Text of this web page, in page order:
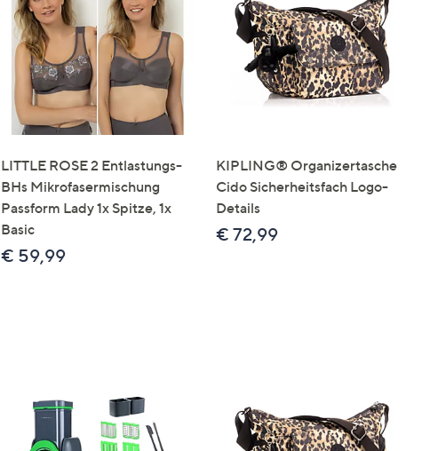
Touch-
Geräten
nach
links
bzw.
rechts,
um
diese
anzuzeigen.
LITTLE ROSE 2 Entlastungs-
BHs Mikrofasermischung
Passform Lady 1x Spitze, 1x
Basic
€ 59,99
KIPLING® Organizertasche
Cido Sicherheitsfach Logo-
Details
€ 72,99